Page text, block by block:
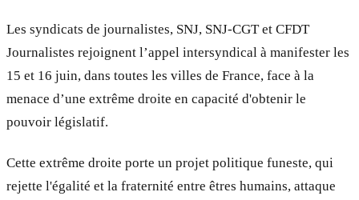
Les syndicats de journalistes, SNJ, SNJ-CGT et CFDT
Journalistes rejoignent l’appel intersyndical à manifester les
15 et 16 juin, dans toutes les villes de France, face à la
menace d’une extrême droite en capacité d'obtenir le
pouvoir législatif.
Cette extrême droite porte un projet politique funeste, qui
rejette l'égalité et la fraternité entre êtres humains, attaque